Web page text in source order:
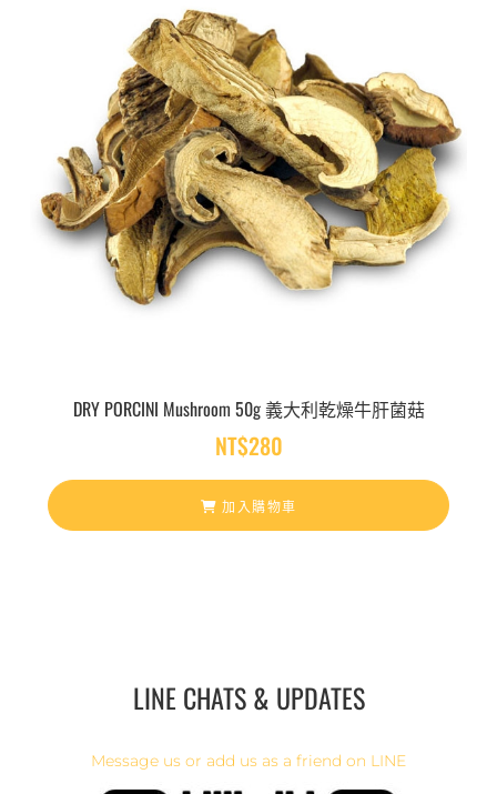
DRY PORCINI Mushroom 50g 義大利乾燥牛肝菌菇
NT$280
加入購物車
LINE CHATS & UPDATES
Message us or add us as a friend on LINE